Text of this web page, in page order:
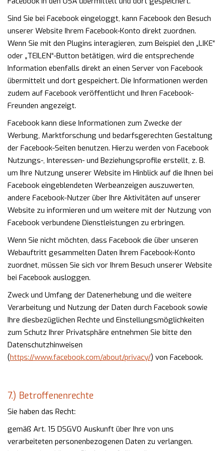
Sind Sie bei Facebook eingeloggt, kann Facebook den Besuch
unserer Website Ihrem Facebook-Konto direkt zuordnen.
Wenn Sie mit den Plugins interagieren, zum Beispiel den „LIKE“
oder „TEILEN“-Button betätigen, wird die entsprechende
Information ebenfalls direkt an einen Server von Facebook
übermittelt und dort gespeichert. Die Informationen werden
zudem auf Facebook veröffentlicht und Ihren Facebook-
Freunden angezeigt.
Facebook kann diese Informationen zum Zwecke der
Werbung, Marktforschung und bedarfsgerechten Gestaltung
der Facebook-Seiten benutzen. Hierzu werden von Facebook
Nutzungs-, Interessen- und Beziehungsprofile erstellt, z. B.
um Ihre Nutzung unserer Website im Hinblick auf die Ihnen bei
Facebook eingeblendeten Werbeanzeigen auszuwerten,
andere Facebook-Nutzer über Ihre Aktivitäten auf unserer
Website zu informieren und um weitere mit der Nutzung von
Facebook verbundene Dienstleistungen zu erbringen.
Wenn Sie nicht möchten, dass Facebook die über unseren
Webauftritt gesammelten Daten Ihrem Facebook-Konto
zuordnet, müssen Sie sich vor Ihrem Besuch unserer Website
bei Facebook ausloggen.
Zweck und Umfang der Datenerhebung und die weitere
Verarbeitung und Nutzung der Daten durch Facebook sowie
Ihre diesbezüglichen Rechte und Einstellungsmöglichkeiten
zum Schutz Ihrer Privatsphäre entnehmen Sie bitte den
Datenschutzhinweisen
(https://www.facebook.com/about/privacy/) von Facebook.
7.) Betroffenenrechte
Sie haben das Recht:
gemäß Art. 15 DSGVO Auskunft über Ihre von uns
verarbeiteten personenbezogenen Daten zu verlangen.